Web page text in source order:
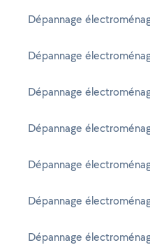
Dépannage
Dépannage
Dépannage
Dépannage
Dépannage
Dépannage
Dépannage